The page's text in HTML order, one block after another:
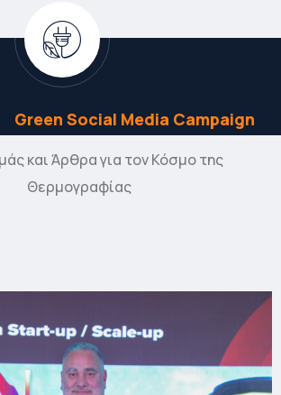
Green Social Media Campaign
Blog - Άρθρα
Νέα Μας
και Άρθρα για τον Κόσμο της
Θερμογραφίας